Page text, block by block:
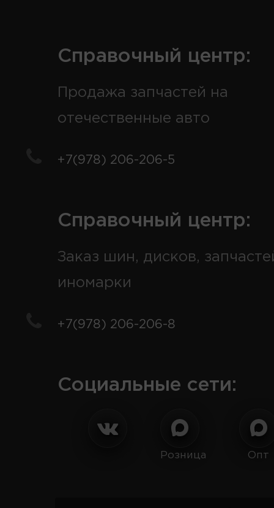
Справочный центр:
Продажа запчастей на
отечественные авто
+7(978) 206-206-5
Справочный центр:
Заказ шин, дисков,
иномарки
+7(978) 206-206-8
Социальные сети:
Розница Опт